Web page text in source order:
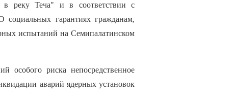
в реку Теча" и в соответствии с
гарантиях гражданам,
испытаний на Семипалатинском
особого риска непосредственное
аварий ядерных установок